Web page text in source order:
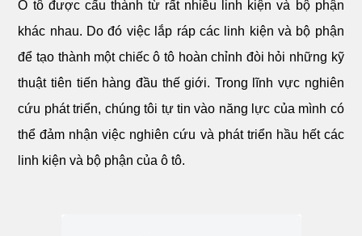
Ô tô được cấu thành từ rất nhiều linh kiện và bộ phận
khác nhau. Do đó việc lắp ráp các linh kiện và bộ phận
để tạo thành một chiếc ô tô hoàn chỉnh đòi hỏi những kỹ
thuật tiên tiến hàng đầu thế giới. Trong lĩnh vực nghiên
cứu phát triển, chúng tôi tự tin vào năng lực của mình có
thể đảm nhận việc nghiên cứu và phát triển hầu hết các
linh kiện và bộ phận của ô tô.